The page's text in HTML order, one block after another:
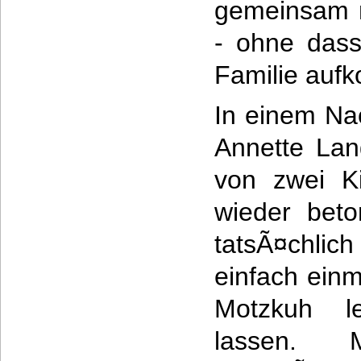
gemeinsam
- ohne
Familie
In einem
Annette
von zwei
wieder
einfach
Motzkuh
lassen.